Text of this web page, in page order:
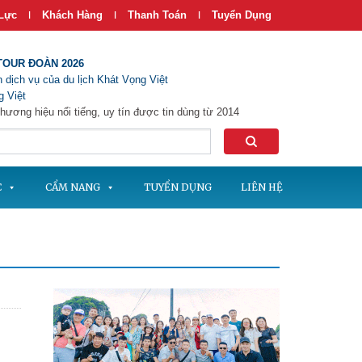
| Khách Hàng | Thanh Toán | Tuyển Dụng
ĐOÀN 2026
vụ của du lịch Khát Vọng Việt
Việt
hiệu nổi tiếng, uy tín được tin dùng từ 2014
CẨM NANG TUYỂN DỤNG LIÊN HỆ